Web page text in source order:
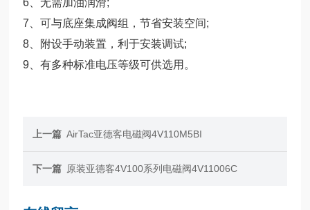
7、可与底座集成阀组，节省安装空间;
8、附设手动装置，利于安装调试;
9、有多种标准电压等级可供选用。
上一篇 AirTac亚德客电磁阀4V110M5BI
下一篇 原装亚德客4V100系列电磁阀4V11006C